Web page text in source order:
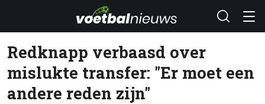
Redknapp verbaasd over
mislukte transfer: "Er moet een
andere reden zijn"